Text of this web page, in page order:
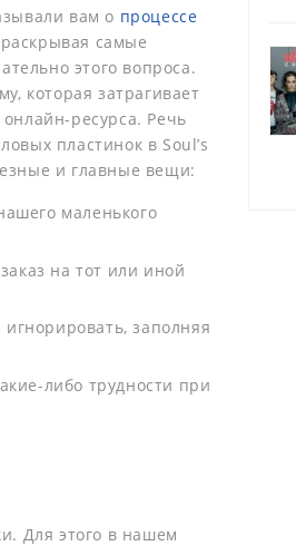
вам о процессе
самые
этого вопроса.
которая затрагивает
ресурса. Речь
пластинок в Soul’s
и главные вещи:
маленького
на тот или иной
заполняя
либо трудности при
Для этого в нашем